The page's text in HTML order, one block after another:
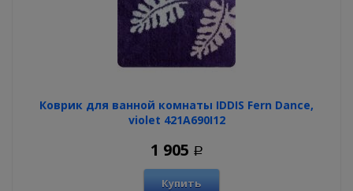
Коврик для ванной комнаты IDDIS Fern Dance,
violet 421A690I12
1 905 Р
Купить